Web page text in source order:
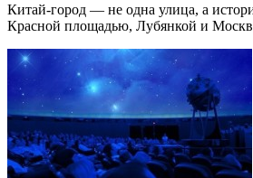
Китай-город — не одна улица, а
Красной площадью, Лубянкой и